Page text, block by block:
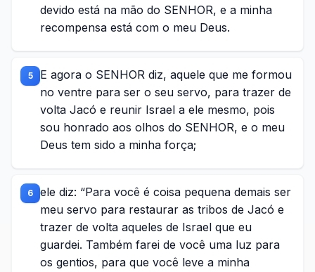
devido está na mão do SENHOR, e a minha
recompensa está com o meu Deus.
5
E agora o SENHOR diz, aquele que me formou
no ventre para ser o seu servo, para trazer de
volta Jacó e reunir Israel a ele mesmo, pois
sou honrado aos olhos do SENHOR, e o meu
Deus tem sido a minha força;
6
ele diz: “Para você é coisa pequena demais ser
meu servo para restaurar as tribos de Jacó e
trazer de volta aqueles de Israel que eu
guardei. Também farei de você uma luz para
os gentios, para que você leve a minha